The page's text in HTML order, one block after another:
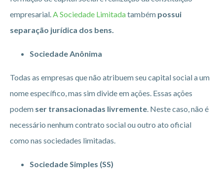
empresarial.A Sociedade Limitadatambém possui
separação jurídica dos bens.
Sociedade Anônima
Todas as empresas que não atribuem seu capital social a um
nome específico, mas sim divide em ações. Essas ações
podem ser transacionadas livremente. Neste caso, não é
necessário nenhum contrato social ou outro ato oficial
como nas sociedades limitadas.
Sociedade Simples (SS)